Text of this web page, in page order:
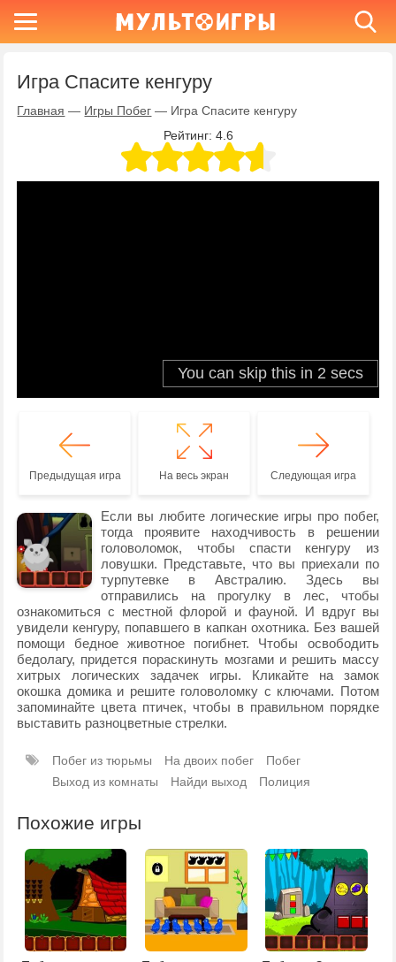
Игра Спасите кенгуру
Главная — Игры Побег — Игра Спасите кенгуру
Рейтинг: 4.6
Предыдущая игра На весь экран Следующая игра
Если вы любите логические игры про побег,
тогда проявите находчивость в решении
головоломок, чтобы спасти кенгуру из
ловушки. Представьте, что вы приехали по
турпутевке в Австралию. Здесь вы
отправились на прогулку в лес, чтобы
ознакомиться с местной флорой и фауной. И вдруг вы
увидели кенгуру, попавшего в капкан охотника. Без вашей
помощи бедное животное погибнет. Чтобы освободить
бедолагу, придется пораскинуть мозгами и решить массу
хитрых логических задачек игры. Кликайте на замок
окошка домика и решите головоломку с ключами. Потом
запоминайте цвета птичек, чтобы в правильном порядке
выставить разноцветные стрелки.
Побег из тюрьмы На двоих побег
Побег
Выход из комнаты
Найди выход Полиция
Похожие игры